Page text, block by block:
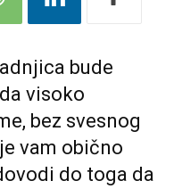
bude
visoko
bez svesnog
vam obično
do toga da